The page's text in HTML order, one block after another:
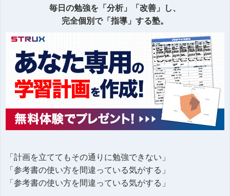
毎日の勉強を「分析」「改善」し、
完全個別で「指導」する塾。
「計画を立ててもその通りに勉強できない」
「参考書の使い方を間違っている気がする」
「参考書の使い方を間違っている気がする」